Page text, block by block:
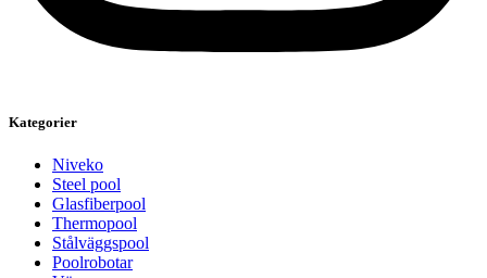
Kategorier
Niveko
Steel pool
Glasfiberpool
Thermopool
Stålväggspool
Poolrobotar